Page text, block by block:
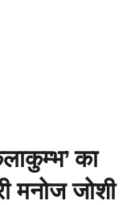
का
मनोज जोशी